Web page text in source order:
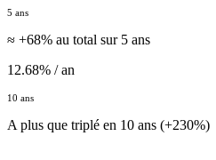
5 ans
≈ +68% au total sur 5 ans
12.68% / an
10 ans
A plus que triplé en 10 ans (+230%)